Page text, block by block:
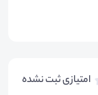
امتیازی ثبت نشده